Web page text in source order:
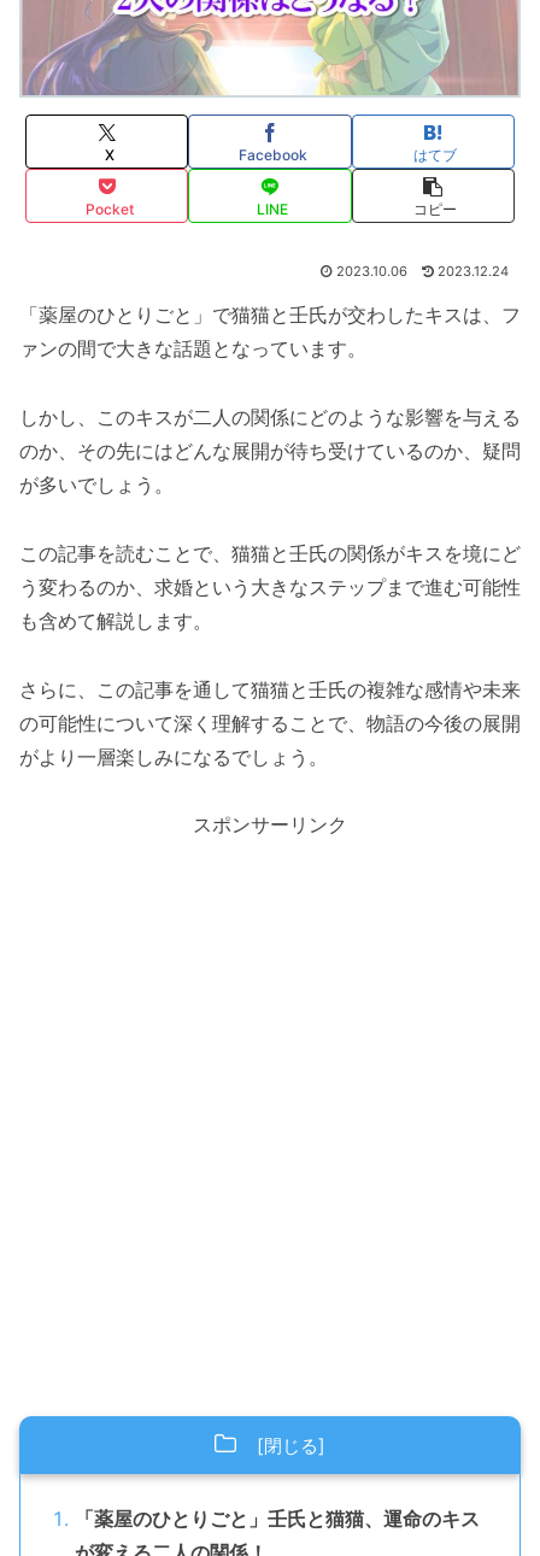
X Facebook はてブ
Pocket LINE コピー
2023.10.06 2023.12.24
「薬屋のひとりごと」で猫猫と壬氏が交わしたキスは、フ
ァンの間で大きな話題となっています。
しかし、このキスが二人の関係にどのような影響を与える
のか、その先にはどんな展開が待ち受けているのか、疑問
が多いでしょう。
この記事を読むことで、猫猫と壬氏の関係がキスを境にど
う変わるのか、求婚という大きなステップまで進む可能性
も含めて解説します。
さらに、この記事を通して猫猫と壬氏の複雑な感情や未来
の可能性について深く理解することで、物語の今後の展開
がより一層楽しみになるでしょう。
スポンサーリンク
「薬屋のひとりごと」壬氏と猫猫、運命のキス